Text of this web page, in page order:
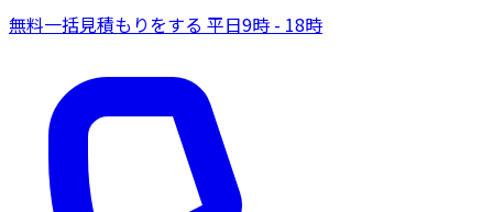
無料一括見積もりをする 平日9時 - 18時